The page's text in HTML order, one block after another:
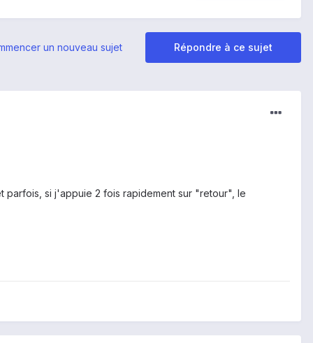
Répondre à ce sujet
un nouveau sujet
si j'appuie 2 fois rapidement sur "retour", le